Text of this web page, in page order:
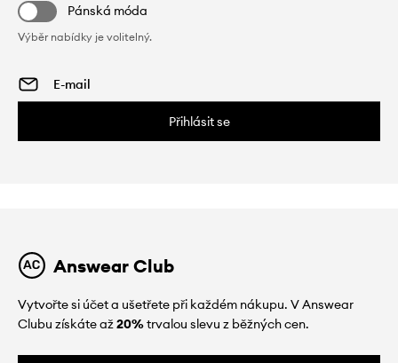
Pánská móda
Výběr nabídky je volitelný.
Přihlásit se
Answear Club
Vytvořte si účet a ušetřete při každém nákupu. V Answear
Clubu získáte až20%trvalou slevu z běžných cen.